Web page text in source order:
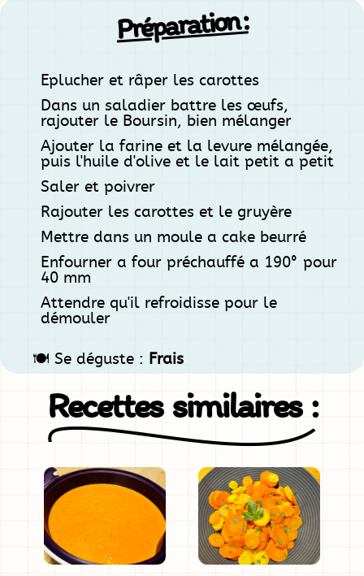
Préparation :
Eplucher et râper les carottes
Dans un saladier battre les œufs,
rajouter le Boursin, bien mélanger
Ajouter la farine et la levure mélangée,
puis l'huile d'olive et le lait petit a petit
Saler et poivrer
Rajouter les carottes et le gruyère
Mettre dans un moule a cake beurré
Enfourner a four préchauffé a 190° pour
40 mm
Attendre qu'il refroidisse pour le
démouler
🍽️ Se déguste : Frais
Recettes similaires :